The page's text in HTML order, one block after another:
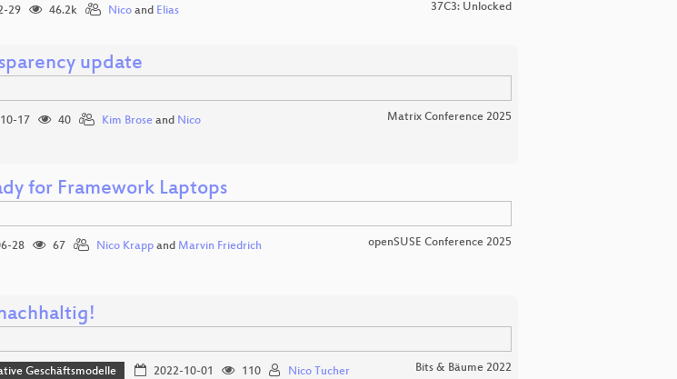
29 46.2k Nicoand Elias 37C3: Unlocked
update
17 40 Kim Broseand Nico Matrix Conference 2025
for Framework Laptops
28 67 Nico Krappand Marvin Friedrich openSUSE Conference 2025
Geschäftsmodelle 2022-10-01 110 Nico Tucher Bits & Bäume 2022